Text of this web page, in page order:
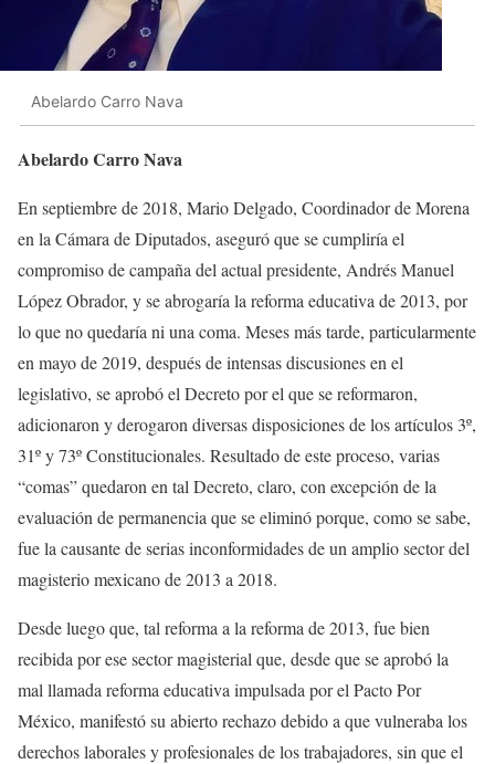
Abelardo Carro Nava
Abelardo Carro Nava
En septiembre de 2018, Mario Delgado, Coordinador de Morena
en la Cámara de Diputados, aseguró que se cumpliría el
compromiso de campaña del actual presidente, Andrés Manuel
López Obrador, y se abrogaría la reforma educativa de 2013, por
lo que no quedaría ni una coma. Meses más tarde, particularmente
en mayo de 2019, después de intensas discusiones en el
legislativo, se aprobó el Decreto por el que se reformaron,
adicionaron y derogaron diversas disposiciones de los artículos 3º,
31º y 73º Constitucionales. Resultado de este proceso, varias
“comas” quedaron en tal Decreto, claro, con excepción de la
evaluación de permanencia que se eliminó porque, como se sabe,
fue la causante de serias inconformidades de un amplio sector del
magisterio mexicano de 2013 a 2018.
Desde luego que, tal reforma a la reforma de 2013, fue bien
recibida por ese sector magisterial que, desde que se aprobó la
mal llamada reforma educativa impulsada por el Pacto Por
México, manifestó su abierto rechazo debido a que vulneraba los
derechos laborales y profesionales de los trabajadores, sin que el